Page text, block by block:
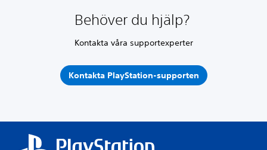
Behöver du hjälp?
Kontakta våra supportexperter
Kontakta PlayStation-supporten